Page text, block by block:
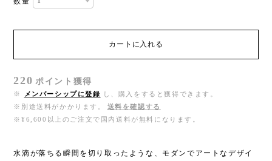
カートに入れる
220 ポイント 獲得
※ メンバーシップに登録
し、購入をすると獲得できます。
※別途送料がかかります。
送料を確認する
※¥6,600以上のご注文で国内送料が無料になります。
水滴が落ちる瞬間を切り取ったような、モダンでアートなデザイ